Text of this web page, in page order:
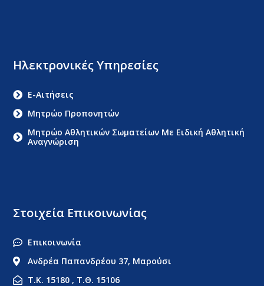
Στοιχεία Επικοινωνίας
Επικοινωνία
Ανδρέα Παπανδρέου 37, Μαρούσι
Τ.Κ. 15180 , Τ.Θ. 15106
Ηλεκτρονικές Υπηρεσίες
E-Αιτήσεις
Μητρώο Προπονητών
Μητρώο Αθλητικών Σωματείων Με Ειδική Αθλητική
Αναγνώριση